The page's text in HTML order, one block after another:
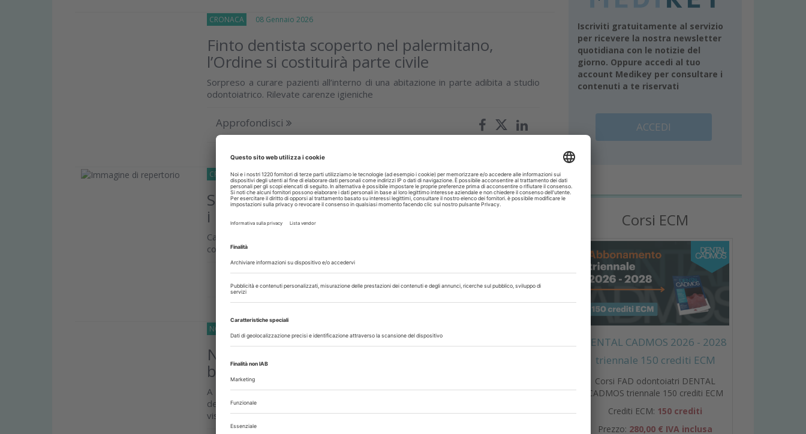
CRONACA 08 Gennaio 2026
Finto dentista scoperto nel palermitano,
l’Ordine si costituirà parte civile
Sorpreso a curare pazienti all’interno di una abitazione in parte adibita a studio
odontoiatrico. Rilevate carenze igieniche
Approfondisci
CRONACA 30 Aprile 2025
Studio dentistico chiuso dal NAS: l’ASO curava
i pazienti
Capita a Modena, l’odontoiatra titolare dello studio e l’ASO denunciati per
concorso ed esercizio abusivo della professione
Approfondisci
NORMATIVE
Non è un abusivo il medico che esamina la
bocca del paziente
A ribadirlo è la Cassazione giudicando il caso di un medico non iscritto all’Albo
degli odontoiatri accusato di esercizio abusivo della professione per aver
visitato un...
Iscriviti gratuitamente al servizio
per ricevere la nostra newsletter
quotidiana con le notizie del
giorno. Oppure accedi al tuo
account Medikey per consultare i
contenuti a te riservati
ACCEDI
Corsi ECM
DENTAL CADMOS 2026 - 2028
triennale 150 crediti ECM
Corsi FAD odontoiatri DENTAL
CADMOS triennale 150 crediti ECM
Crediti ECM: 150 crediti
Prezzo: 280,00 € IVA inclusa